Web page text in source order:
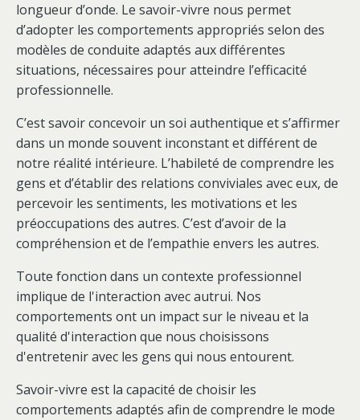
longueur d’onde. Le savoir-vivre nous permet
d’adopter les comportements appropriés selon des
modèles de conduite adaptés aux différentes
situations, nécessaires pour atteindre l’efficacité
professionnelle.
C’est savoir concevoir un soi authentique et s’affirmer
dans un monde souvent inconstant et différent de
notre réalité intérieure. L’habileté de comprendre les
gens et d’établir des relations conviviales avec eux, de
percevoir les sentiments, les motivations et les
préoccupations des autres. C’est d’avoir de la
compréhension et de l’empathie envers les autres.
Toute fonction dans un contexte professionnel
implique de l'interaction avec autrui. Nos
comportements ont un impact sur le niveau et la
qualité d'interaction que nous choisissons
d'entretenir avec les gens qui nous entourent.
Savoir-vivre est la capacité de choisir les
comportements adaptés afin de comprendre le mode